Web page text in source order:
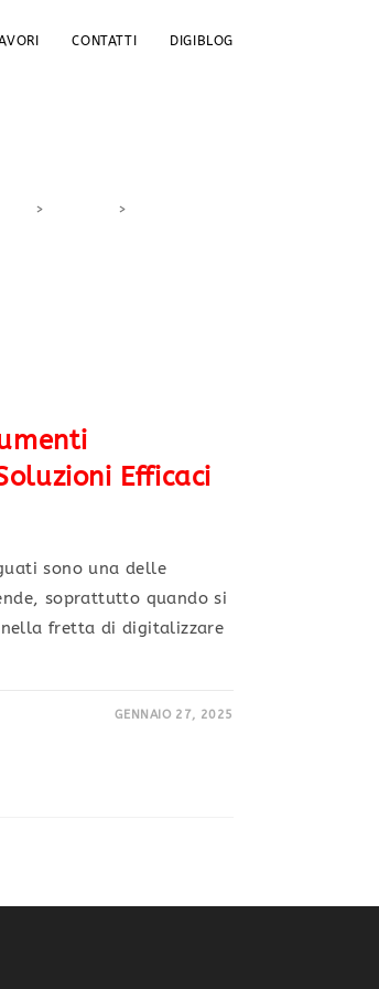
CONTATTI DIGIBLOG
> >
Efficaci
sono una delle
soprattutto quando si
fretta di digitalizzare
GENNAIO 27, 2025